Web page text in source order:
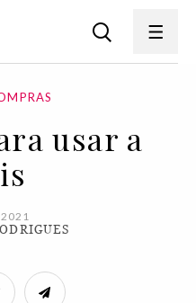
usar a
2021